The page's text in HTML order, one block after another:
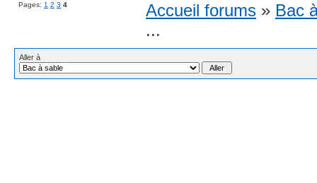
Pages: 1 2 3 4 Accueil forums » Bac
...
Aller à